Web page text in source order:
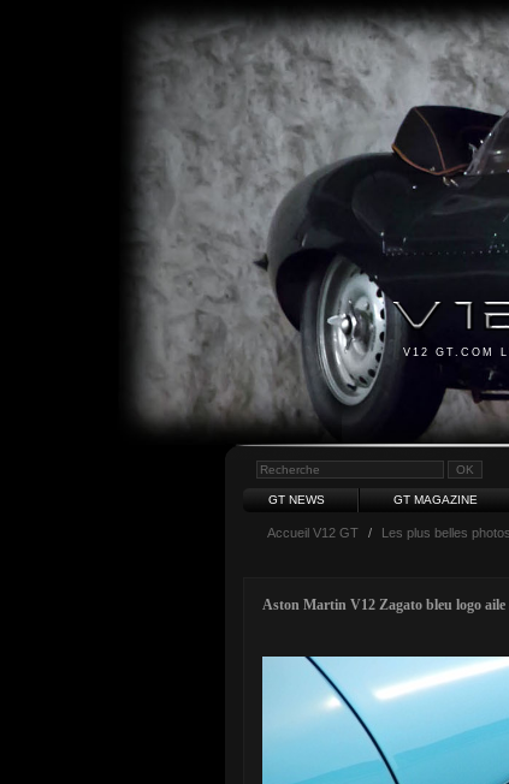
V12 GT.COM
GT NEWS GT MAGAZINE
Accueil V12 GT / Les plus belles
Aston Martin V12 Zagato bleu logo aile